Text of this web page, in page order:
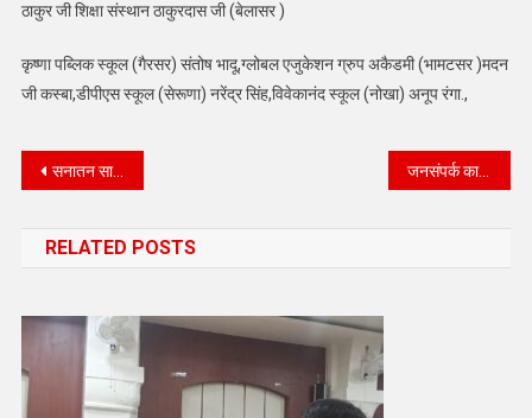
ठाकुर जी शिक्षा संस्थान ठाकुरदास जी (बेलासर )
कृष्णा पब्लिक स्कूल (गैरसर) संतोष भादू,ग्लोबल एजुकेशन ग्रुप अकैडमी (भामटसर )मदन
जी कस्बा,डीपीएस स्कूल (सेरूणा) नरेंद्र सिंह,विवेकानंद स्कूल (नोखा) अनूप रंगा.,
Post
सनातन सार सहस्त्र धार पुस्तक का हुआ विमोचन जनसंपर्क कार्यालय को कम्प्यूटर, एसी, प्रिंटर भेंट किए* *छोटी काशी बीकानेर भामाशाहों की नगरी विधायक श्री व्यास
RELATED POSTS